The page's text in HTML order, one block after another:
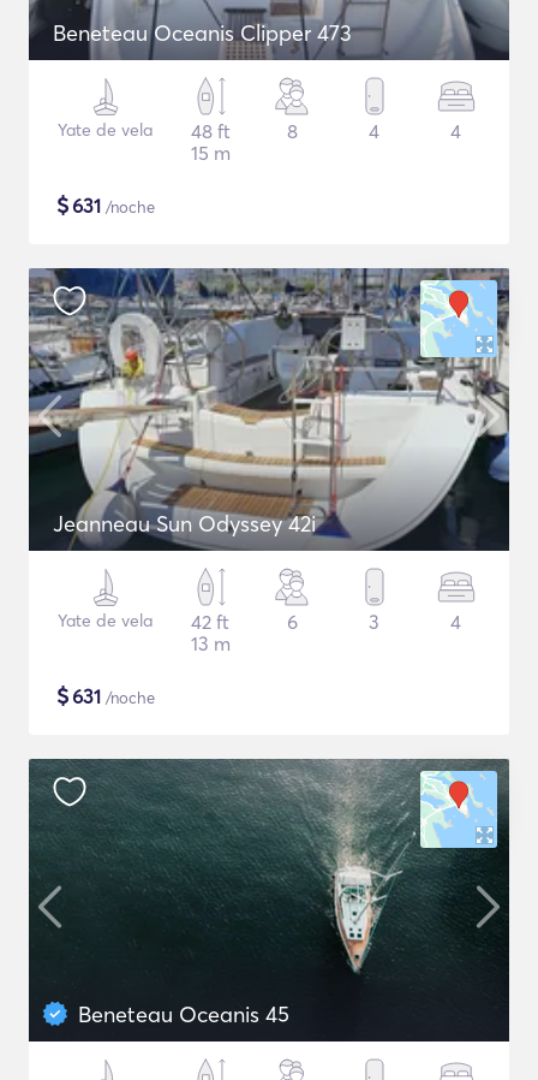
Beneteau Oceanis Clipper 473
Yate de vela
48 ft
15 m
8 4 4
$631 /noche
Jeanneau Sun Odyssey 42i
Yate de vela
42 ft
13 m
6 3 4
$631 /noche
Beneteau Oceanis 45